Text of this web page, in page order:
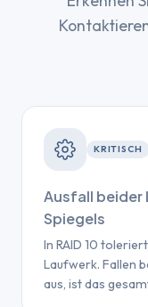
KRITISCH
Ausfall beider
Spiegels
In RAID 10
Laufwerk. Fallen
aus, ist das